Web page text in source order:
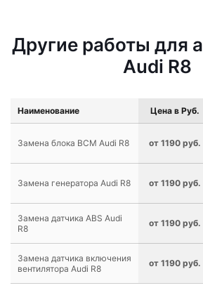
Другие работы для
Audi R8
Наименование Цена в Руб.
Замена блока BCM Audi R8 от 1190 руб.
Замена генератора Audi R8 от 1190 руб.
Замена датчика ABS Audi
R8
от 1190 руб.
Замена датчика включения
вентилятора Audi R8
от 1190 руб.